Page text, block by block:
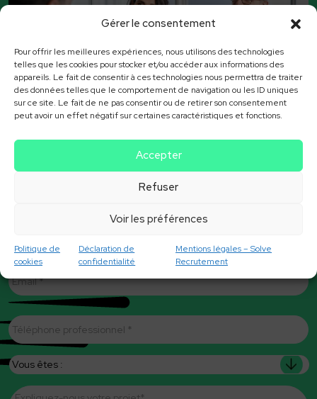
Gérer le consentement
Pour offrir les meilleures expériences, nous utilisons des technologies
telles que les cookies pour stocker et/ou accéder aux informations des
appareils. Le fait de consentir à ces technologies nous permettra de traiter
des données telles que le comportement de navigation ou les ID uniques
sur ce site. Le fait de ne pas consentir ou de retirer son consentement
peut avoir un effet négatif sur certaines caractéristiques et fonctions.
Accepter
Refuser
Voir les préférences
Politique de
cookies
Déclaration de
confidentialité
Mentions légales – Solve
Recrutement
Nom *
E-
mail *
Téléphone
professionnel *
Vous
êtes
Message